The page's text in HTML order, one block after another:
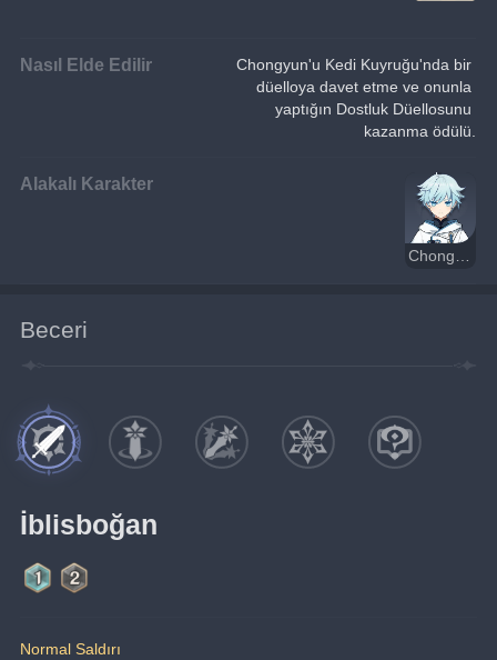
Nasıl Elde Edilir
Chongyun'u Kedi Kuyruğu'nda bir
düelloya davet etme ve onunla
yaptığın Dostluk Düellosunu
kazanma ödülü.
Alakalı Karakter
Beceri
İblisboğan
Normal Saldırı